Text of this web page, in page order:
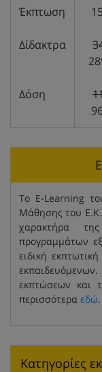
Έκπτωση
Δίδακτρα
Δόση
Το E-Learning
Μάθησης του
χαρακτήρα
προγραμμάτων
ειδική
εκπτώσεων και
περισσότερα εδώ.
Κατηγορίες